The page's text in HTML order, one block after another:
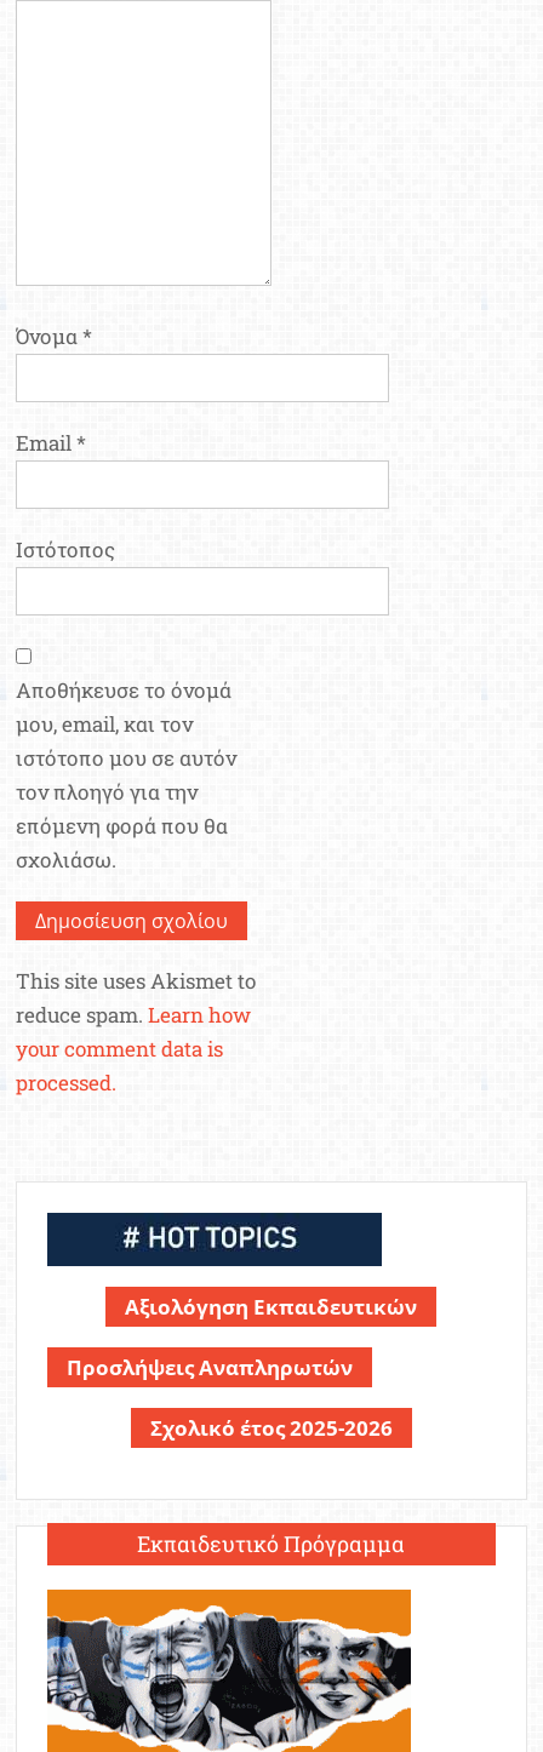
Όνομα*
Email*
Ιστότοπος
Αποθήκευσε το όνομά
μου, email, και τον
ιστότοπο μου σε αυτόν
τον πλοηγό για την
επόμενη φορά που θα
σχολιάσω.
This site uses Akismet to
reduce spam.Learn how
your comment data is
processed.
Αξιολόγηση Εκπαιδευτικών
Προσλήψεις Αναπληρωτών
Σχολικό έτος 2025-2026
Εκπαιδευτικό Πρόγραμμα